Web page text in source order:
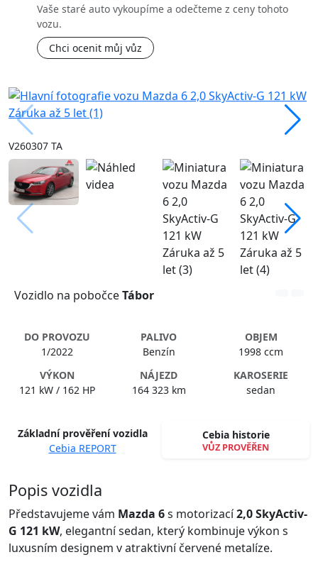
Vaše staré auto vykoupíme a odečteme z ceny tohoto
vozu.
Chci ocenit můj vůz
V260307 TA
Vozidlo na pobočceTábor
DO PROVOZU
1/2022
PALIVO
Benzín
OBJEM
1998 ccm
VÝKON
121 kW / 162 HP
NÁJEZD
164 323 km
KAROSERIE
sedan
Základní prověření vozidla
Cebia REPORT
Cebia historie
VŮZ PROVĚŘEN
Spustit video
Popis vozidla
Představujeme vám Mazda 6s motorizací2,0 SkyActiv-
G 121 kW, elegantní sedan, který kombinuje výkon s
luxusním designem v atraktivní červené metalíze.